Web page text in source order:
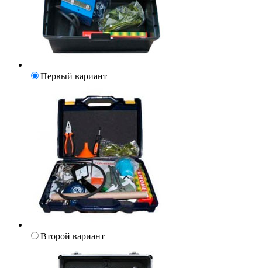
Первый вариант
Второй вариант